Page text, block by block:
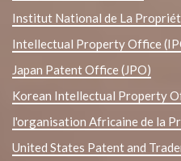
Institut National de La
Intellectual Property Office
Japan Patent Office (JPO)
Korean Intellectual Property
l'organisation Africaine de la
United States Patent and